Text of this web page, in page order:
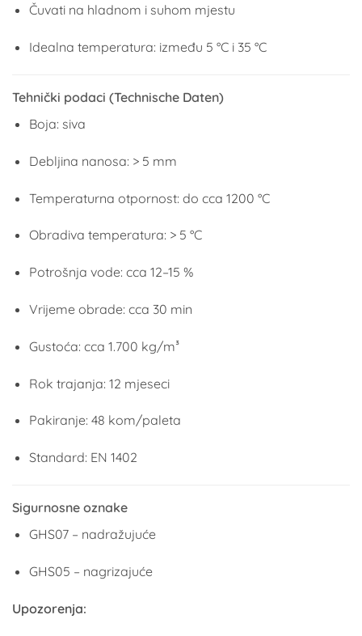
Čuvati na hladnom i suhom mjestu
Idealna temperatura: između 5 °C i 35 °C
Tehnički podaci (Technische Daten)
Boja: siva
Debljina nanosa: > 5 mm
Temperaturna otpornost: do cca 1200 °C
Obradiva temperatura: > 5 °C
Potrošnja vode: cca 12–15 %
Vrijeme obrade: cca 30 min
Gustoća: cca 1.700 kg/m³
Rok trajanja: 12 mjeseci
Pakiranje: 48 kom/paleta
Standard: EN 1402
Sigurnosne oznake
GHS07 – nadražujuće
GHS05 – nagrizajuće
Upozorenja: